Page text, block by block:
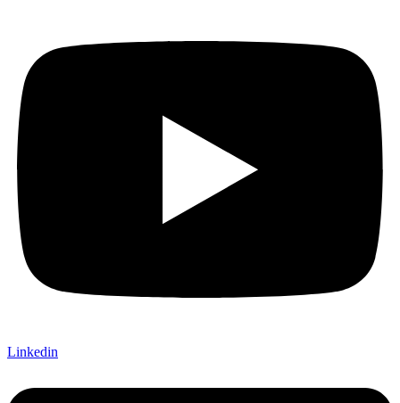
Linkedin